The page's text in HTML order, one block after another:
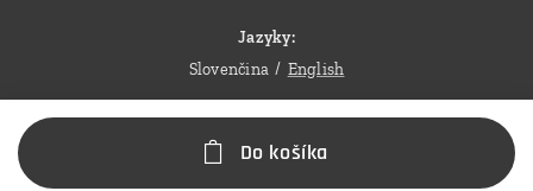
Do košíka
Jazyky
Slovenčina
English